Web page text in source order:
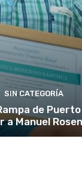
SIN CATEGORÍA
de
a Manuel